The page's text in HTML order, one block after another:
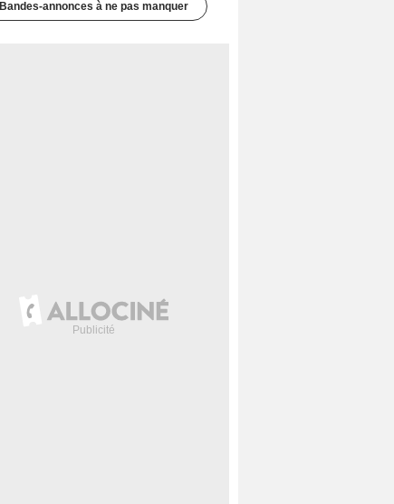
Bandes-annonces à ne pas manquer